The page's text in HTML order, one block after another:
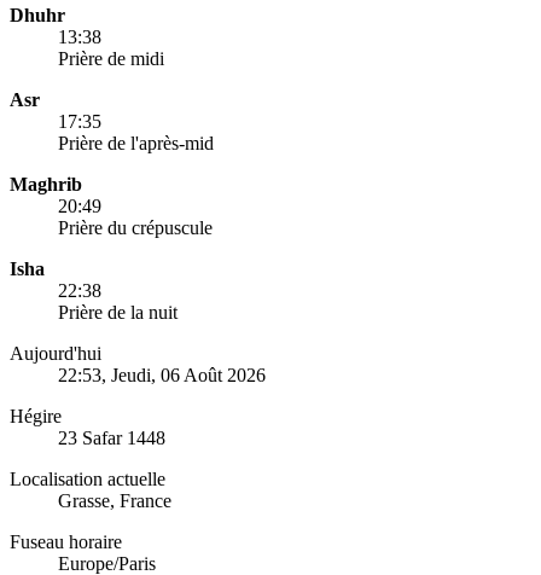
Dhuhr
13:38
Prière de midi
Asr
17:35
Prière de l'après-mid
Maghrib
20:49
Prière du crépuscule
Isha
22:38
Prière de la nuit
Aujourd'hui
22:53, Jeudi, 06 Août 2026
Hégire
23 Safar 1448
Localisation actuelle
Grasse, France
Fuseau horaire
Europe/Paris